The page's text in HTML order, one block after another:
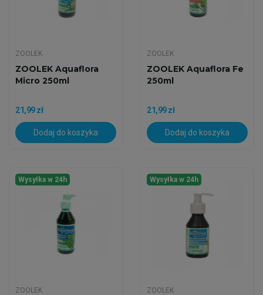
ZOOLEK
ZOOLEK Aquaflora
Micro 250ml
21,99 zł
Dodaj do koszyka
ZOOLEK
ZOOLEK Aquaflora Fe
250ml
21,99 zł
Dodaj do koszyka
Wysyłka w 24h
ZOOLEK
Wysyłka w 24h
ZOOLEK